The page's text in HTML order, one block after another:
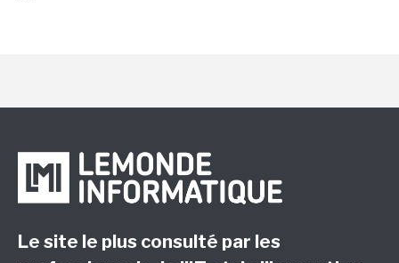
Le site le plus consulté par les